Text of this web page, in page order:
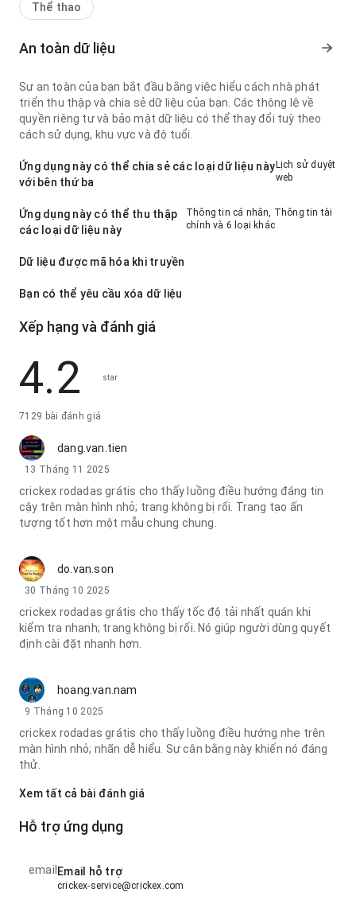
Thể thao
An toàn dữ liệu
Sự an toàn của bạn bắt đầu bằng việc hiểu cách nhà phát
triển thu thập và chia sẻ dữ liệu của bạn. Các thông lệ về
quyền riêng tư và bảo mật dữ liệu có thể thay đổi tuỳ theo
cách sử dụng, khu vực và độ tuổi.
Ứng dụng này có thể chia sẻ các loại dữ liệu này
với bên thứ ba
Lịch sử duyệt
web
Ứng dụng này có thể thu thập
các loại dữ liệu này
Thông tin cá nhân, Thông tin tài
chính và 6 loại khác
Dữ liệu được mã hóa khi truyền
Bạn có thể yêu cầu xóa dữ liệu
Xếp hạng và đánh giá
4.2 star
7129 bài đánh giá
dang.van.tien
13 Tháng 11 2025
crickex rodadas grátis cho thấy luồng điều hướng đáng tin
cậy trên màn hình nhỏ; trang không bị rối. Trang tạo ấn
tượng tốt hơn một mẫu chung chung.
do.van.son
30 Tháng 10 2025
crickex rodadas grátis cho thấy tốc độ tải nhất quán khi
kiểm tra nhanh; trang không bị rối. Nó giúp người dùng quyết
định cài đặt nhanh hơn.
hoang.van.nam
9 Tháng 10 2025
crickex rodadas grátis cho thấy luồng điều hướng nhẹ trên
màn hình nhỏ; nhãn dễ hiểu. Sự cân bằng này khiến nó đáng
thử.
Xem tất cả bài đánh giá
Hỗ trợ ứng dụng
email Email hỗ trợ
crickex-service@crickex.com